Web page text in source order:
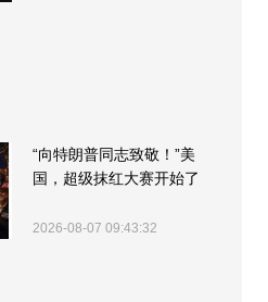
“向特朗普同志致敬！”美
国，超级抹红大赛开始了
2026-08-07 09:43:32